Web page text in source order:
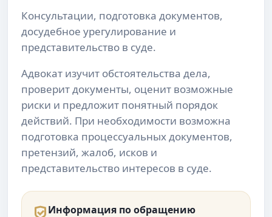
Консультации, подготовка документов,
досудебное урегулирование и
представительство в суде.
Адвокат изучит обстоятельства дела,
проверит документы, оценит возможные
риски и предложит понятный порядок
действий. При необходимости возможна
подготовка процессуальных документов,
претензий, жалоб, исков и
представительство интересов в суде.
Информация по обращению